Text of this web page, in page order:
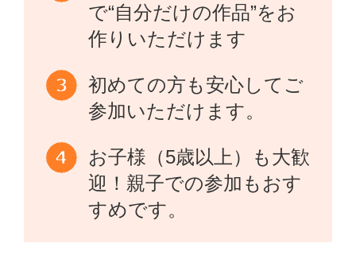
で“自分だけの作品”をお
作りいただけます
初めての方も安心してご
参加いただけます。
お子様（5歳以上）も大歓
迎！親子での参加もおす
すめです。